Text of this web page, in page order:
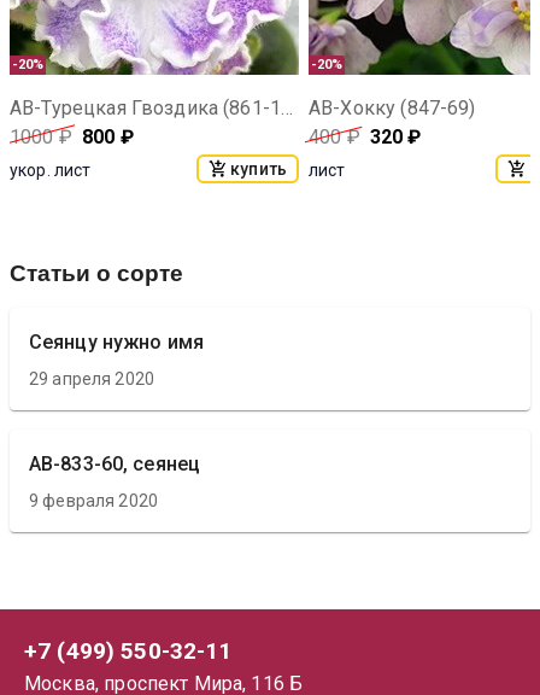
-20%
АВ-Турецкая Гвоздика (861-118)
1000₽ 800 ₽
укор. лист купить
-20%
АВ-Хокку (847-69)
400₽ 320 ₽
лист
Статьи о сорте
Сеянцу нужно имя
29 апреля 2020
АВ-833-60, сеянец
9 февраля 2020
+7 (499) 550-32-11
Москва, проспект Мира, 116 Б